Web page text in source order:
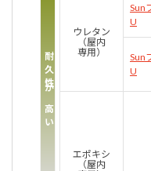
耐久性が高い
ウレタン
（屋内
専用）
Sun
U
Sun
U
エポキシ
（屋内